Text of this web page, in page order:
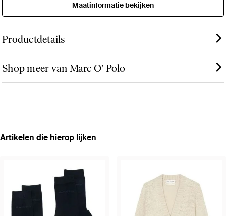
Maatinformatie bekijken
Productdetails
Shop meer van Marc O' Polo
Artikelen die hierop lijken